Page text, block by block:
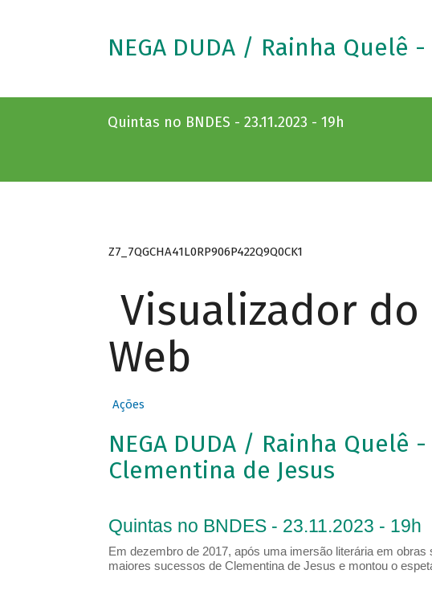
NEGA DUDA / Rainha Quelê
Quintas no BNDES - 23.11.2023 - 19h
Z7_7QGCHA41L0RP906P422Q9Q0CK1
Visualizador
Web
Ações
NEGA DUDA / Rainha Quelê
Clementina de Jesus
Quintas no BNDES - 23.11.2023 - 19h
Em dezembro de 2017, após uma imersão literária em
maiores sucessos de Clementina de Jesus e montou o